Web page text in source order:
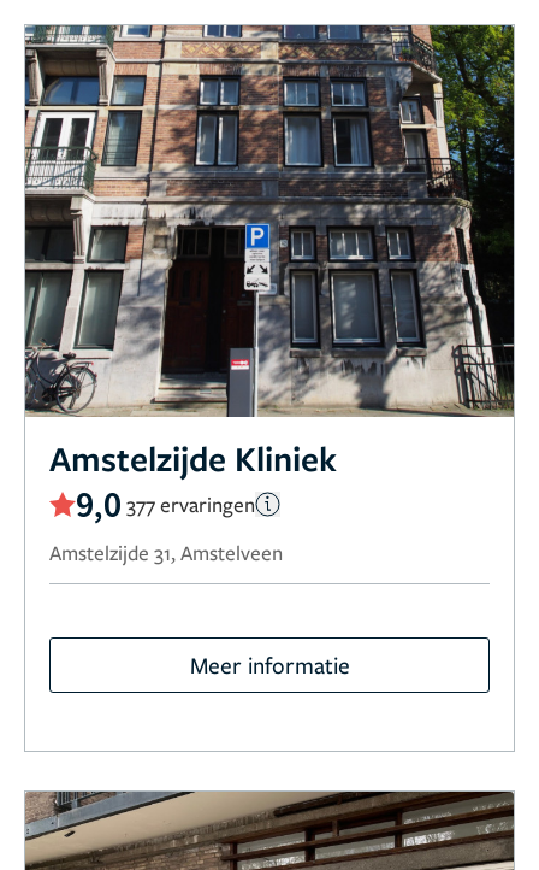
Amstelzijde Kliniek
9,0 377 ervaringen
Amstelzijde 31, Amstelveen
Meer informatie